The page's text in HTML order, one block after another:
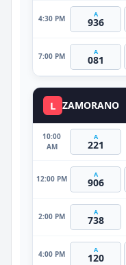
4:30 PM A
936
7:00 PM A
081
L ZAMORANO
10:00
AM
A
221
12:00 PM A
906
2:00 PM A
738
4:00 PM A
120